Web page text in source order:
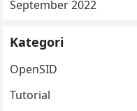
September 2022
Kategori
OpenSID
Tutorial